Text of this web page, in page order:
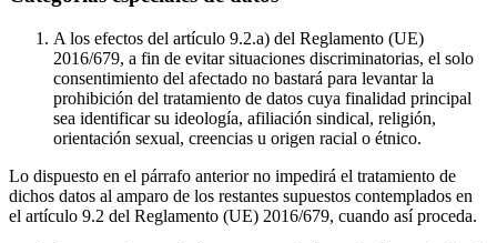
A los efectos del artículo 9.2.a) del Reglamento (UE)
2016/679, a fin de evitar situaciones discriminatorias, el solo
consentimiento del afectado no bastará para levantar la
prohibición del tratamiento de datos cuya finalidad principal
sea identificar su ideología, afiliación sindical, religión,
orientación sexual, creencias u origen racial o étnico.
Lo dispuesto en el párrafo anterior no impedirá el tratamiento de
dichos datos al amparo de los restantes supuestos contemplados en
el artículo 9.2 del Reglamento (UE) 2016/679, cuando así proceda.